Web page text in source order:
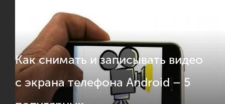
Как снимать и записывать видео
с экрана телефона Android – 5